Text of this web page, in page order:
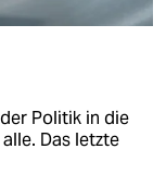
Politik in die
Das letzte